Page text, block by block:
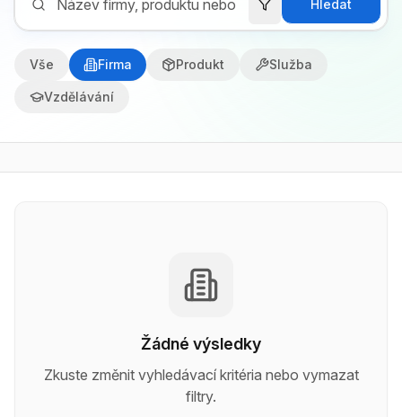
Hledat
Vše Firma Produkt Služba
Vzdělávání
Žádné výsledky
Zkuste změnit vyhledávací kritéria nebo vymazat
filtry.